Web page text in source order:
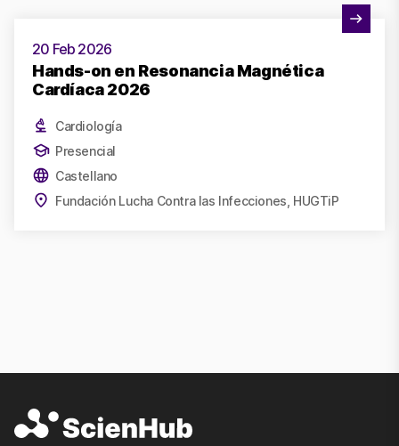
20 Feb 2026
Hands-on en Resonancia Magnética
Cardíaca 2026
Cardiología
Presencial
Castellano
Fundación Lucha Contra las Infecciones, HUGTiP